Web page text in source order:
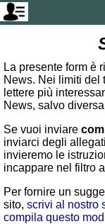
La presente form è
News. Nei limiti del
lettere più
News, salvo
Se vuoi inviare
inviarci degli
invieremo le
incappare nel filtro
Per fornire un
sito, scrivi al nostro
compila questo